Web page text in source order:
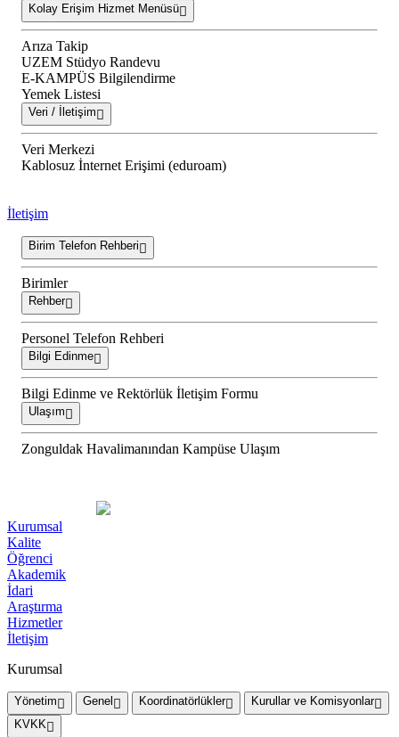
Kolay Erişim Hizmet Menüsü
Arıza Takip
UZEM Stüdyo Randevu
E-KAMPÜS Bilgilendirme
Yemek Listesi
Veri / İletişim
Veri Merkezi
Kablosuz İnternet Erişimi (eduroam)
İletişim
Birim Telefon Rehberi
Birimler
Rehber
Personel Telefon Rehberi
Bilgi Edinme
Bilgi Edinme ve Rektörlük İletişim Formu
Ulaşım
Zonguldak Havalimanından Kampüse Ulaşım
Kurumsal
Kalite
Öğrenci
Akademik
İdari
Araştırma
Hizmetler
İletişim
Kurumsal
Yönetim Genel Koordinatörlükler
Kurullar ve Komisyonlar
KVKK